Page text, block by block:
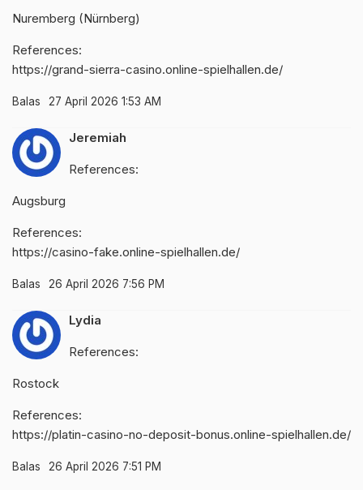
Nuremberg (Nürnberg)
References:
https://grand-sierra-casino.online-spielhallen.de/
Balas 27 April 2026 1:53 AM
Jeremiah
References:
Augsburg
References:
https://casino-fake.online-spielhallen.de/
Balas 26 April 2026 7:56 PM
Lydia
References:
Rostock
References:
https://platin-casino-no-deposit-bonus.online-spielhallen.de/
Balas 26 April 2026 7:51 PM